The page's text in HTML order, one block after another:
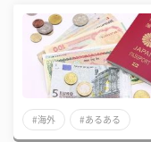
#海外 #あるある